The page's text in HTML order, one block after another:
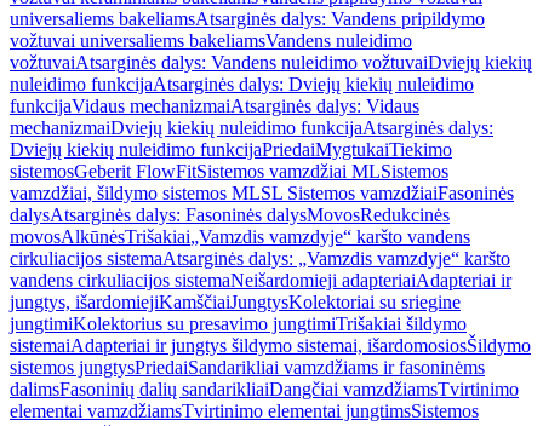
universaliems bakeliamsAtsarginės dalys: Vandens pripildymo
vožtuvai universaliems bakeliamsVandens nuleidimo
vožtuvaiAtsarginės dalys: Vandens nuleidimo vožtuvaiDviejų kiekių
nuleidimo funkcijaAtsarginės dalys: Dviejų kiekių nuleidimo
funkcijaVidaus mechanizmaiAtsarginės dalys: Vidaus
mechanizmaiDviejų kiekių nuleidimo funkcijaAtsarginės dalys:
Dviejų kiekių nuleidimo funkcijaPriedaiMygtukaiTiekimo
sistemosGeberit FlowFitSistemos vamzdžiai MLSistemos
vamzdžiai, šildymo sistemos MLSL Sistemos vamzdžiaiFasoninės
dalysAtsarginės dalys: Fasoninės dalysMovosRedukcinės
movosAlkūnėsTrišakiai„Vamzdis vamzdyje“ karšto vandens
cirkuliacijos sistemaAtsarginės dalys: „Vamzdis vamzdyje“ karšto
vandens cirkuliacijos sistemaNeišardomieji adapteriaiAdapteriai ir
jungtys, išardomiejiKamščiaiJungtysKolektoriai su sriegine
jungtimiKolektorius su presavimo jungtimiTrišakiai šildymo
sistemaiAdapteriai ir jungtys šildymo sistemai, išardomosiosŠildymo
sistemos jungtysPriedaiSandarikliai vamzdžiams ir fasoninėms
dalimsFasoninių dalių sandarikliaiDangčiai vamzdžiamsTvirtinimo
elementai vamzdžiamsTvirtinimo elementai jungtimsSistemos